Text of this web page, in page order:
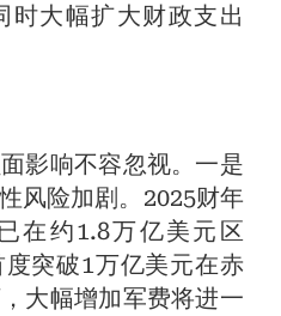
时大幅扩大财政支出
影响不容忽视。一是
风险加剧。2025财年
在约1.8万亿美元区
突破1万亿美元在赤
大幅增加军费将进一